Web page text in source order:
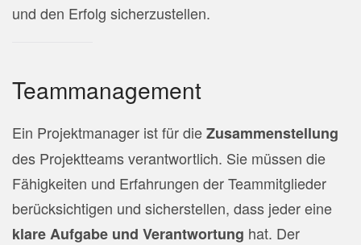
und den Erfolg sicherzustellen.
Teammanagement
Ein Projektmanager ist für dieZusammenstellung
des Projektteams verantwortlich. Sie müssen die
Fähigkeiten und Erfahrungen der Teammitglieder
berücksichtigen und sicherstellen, dass jeder eine
klare Aufgabe und Verantwortung hat. Der